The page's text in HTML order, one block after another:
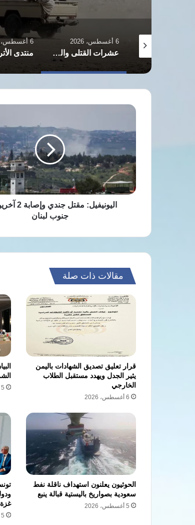
عشرات القتلى والجرحى في هجوم صاروخي للحوثيين على مقار الجيش اليمني منتدى الأتراك العرب (TAK) ينظم ندوة دولية حول “حلف القرن” بين تركيا وباكستان والسعودية ومصر 15 أغسطس
اليونيفيل:
جندي
وإصابة
آخرين
في
جنوب
لبنان
اليونيفيل:
جنوب لبنان
مقالات ذات صلة
قرار تعليق تصديق الشهادات باليمن
يثير الجدل ويهدد مستقبل الطلاب
الخارجي
6 أغسطس، 2026
5 أغسطس، 2026
الحوثيون يعلنون استهداف ناقلة نفط
سعودية بصواريخ باليستية قبالة ينبع
5 أغسطس، 2026
5 أغسطس، 2026